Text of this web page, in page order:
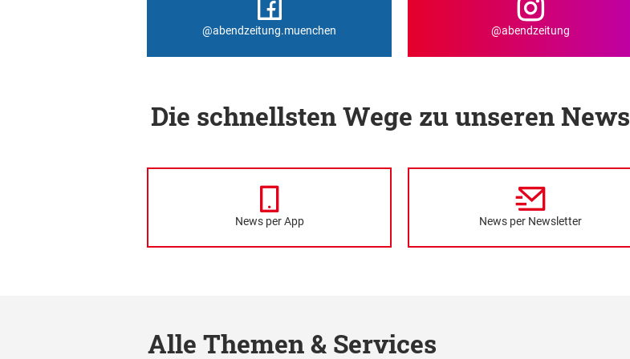
@abendzeitung.muenchen @abendzeitung
Die schnellsten Wege zu unseren News
News per App News per Newsletter
Alle Themen & Services